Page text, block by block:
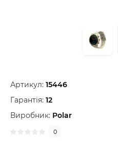
Артикул: 15446
Гарантія: 12
Виробник: Polar
0